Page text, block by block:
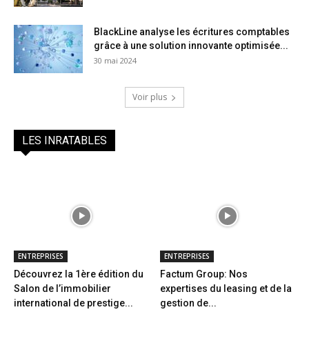
BlackLine analyse les écritures comptables
grâce à une solution innovante optimisée...
30 mai 2024
Voir plus
LES INRATABLES
ENTREPRISES
Découvrez la 1ère édition du
Salon de l’immobilier
international de prestige...
ENTREPRISES
Factum Group: Nos
expertises du leasing et de la
gestion de...